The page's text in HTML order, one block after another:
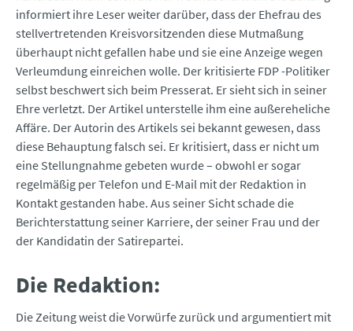
informiert ihre Leser weiter darüber, dass der Ehefrau des
stellvertretenden Kreisvorsitzenden diese Mutmaßung
überhaupt nicht gefallen habe und sie eine Anzeige wegen
Verleumdung einreichen wolle. Der kritisierte FDP -Politiker
selbst beschwert sich beim Presserat. Er sieht sich in seiner
Ehre verletzt. Der Artikel unterstelle ihm eine außereheliche
Affäre. Der Autorin des Artikels sei bekannt gewesen, dass
diese Behauptung falsch sei. Er kritisiert, dass er nicht um
eine Stellungnahme gebeten wurde – obwohl er sogar
regelmäßig per Telefon und E-Mail mit der Redaktion in
Kontakt gestanden habe. Aus seiner Sicht schade die
Berichterstattung seiner Karriere, der seiner Frau und der
der Kandidatin der Satirepartei.
Die Redaktion:
Die Zeitung weist die Vorwürfe zurück und argumentiert mit